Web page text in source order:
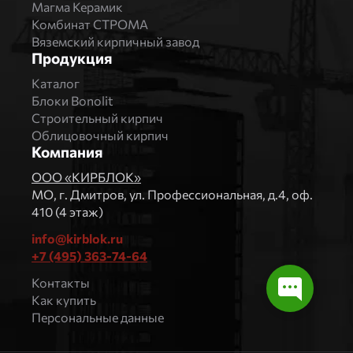
Магма Керамик
Комбинат СТРОМА
Вяземский кирпичный завод
Продукция
Каталог
Блоки Bonolit
Строительный кирпич
Облицовочный кирпич
Компания
ООО «КИРБЛОК»
МO, г. Дмитров, ул. Профессиональная, д.4, оф.
410 (4 этаж)
info@kirblok.ru
+7 (495) 363-74-64
Контакты
Как купить
Персональные данные